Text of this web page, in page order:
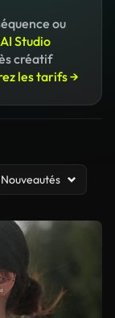
ou
AI Studio
créatif
les tarifs →
Nouveautés